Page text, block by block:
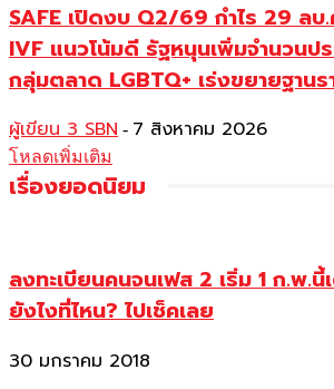
SAFE เปิดงบ Q2/69 กำไร 29 ล
IVF แนวโน้มดี รัฐหนุนเพิ่มจำนวนปร
กลุ่มตลาด LGBTQ+ เร่งขยายฐานร
ผู้เขียน 3 SBN - 7 สิงหาคม 2026
โหลดเพิ่มเติม
เรื่องยอดนิยม
ลงทะเบียนคนจนเฟส 2 เริ่ม 1 ก.พ.นี้
ยังไงที่ไหน? ไปเช็คเลย
30 มกราคม 2018